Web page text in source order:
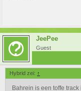
JeePee
Guest
Hybrid zei: ↑
Bahrein is een toffe